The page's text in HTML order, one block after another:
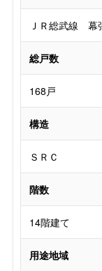
ＪＲ総武線
総戸数
168戸
構造
ＳＲＣ
階数
14階建て
用途地域